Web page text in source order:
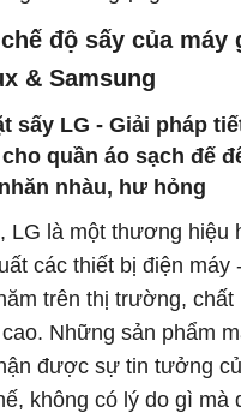
độ sấy của máy
& Samsung
sấy LG - Giải pháp
quần áo sạch đế
nhàu, hư hỏng
LG là một thương hiệu
các thiết bị điện máy
trên thị trường,
Những sản phẩm
được sự tin tưởng
không có lý do gì mà